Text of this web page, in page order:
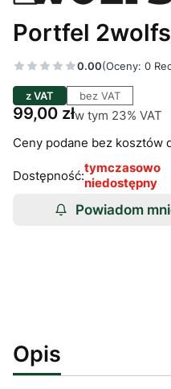
Portfel
0.00(Oceny: 0
z VAT bez VAT
Cena
99,00 złw tym 23% VAT
w tym 23% VAT
Ceny podane bez kosztów
Dostępność:tymczasowo
niedostępny
Powiadom
Opis